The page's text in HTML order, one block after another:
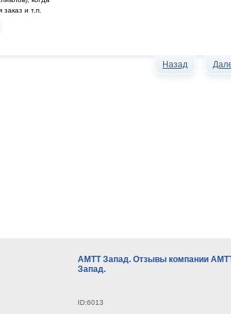
заказ и т.п.
Назад
АМТТ Запад. Отзывы компании
Запад.
ID:6013